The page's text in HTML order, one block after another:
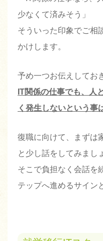
少なくて済みそう」
そういった印象でご相
かけします。
予め一つお伝えしてお
IT関係の仕事でも、人
く発生しないという事
復職に向けて、まずは
と少し話をしてみまし
そこで負担なく会話を
テップへ進めるサイン